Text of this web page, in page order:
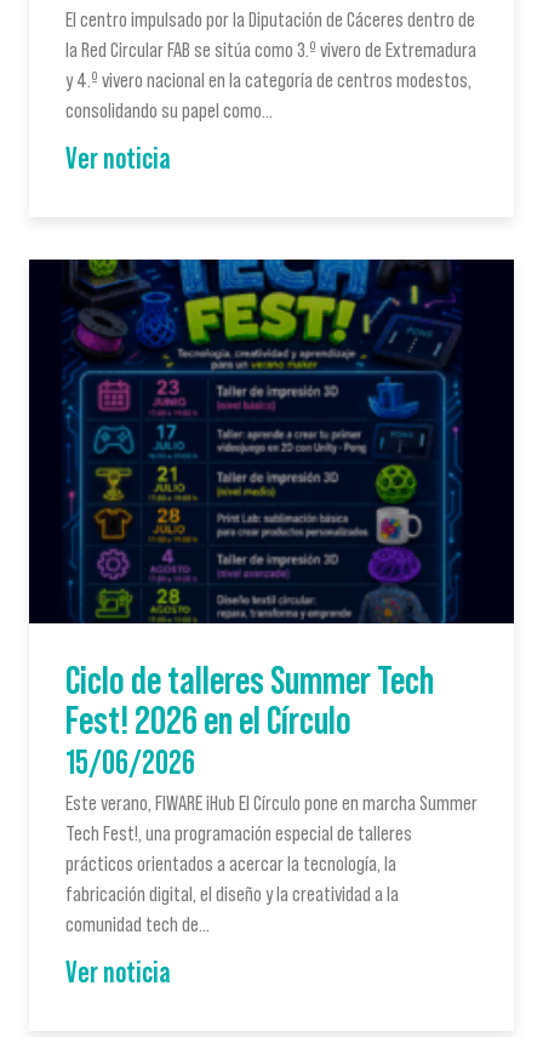
El centro impulsado por la Diputación de Cáceres dentro de
la Red Circular FAB se sitúa como 3.º vivero de Extremadura
y 4.º vivero nacional en la categoría de centros modestos,
consolidando su papel como…
Ver noticia
Ciclo de talleres Summer Tech
Fest! 2026 en el Círculo
15/06/2026
Este verano, FIWARE iHub El Círculo pone en marcha Summer
Tech Fest!, una programación especial de talleres
prácticos orientados a acercar la tecnología, la
fabricación digital, el diseño y la creatividad a la
comunidad tech de…
Ver noticia